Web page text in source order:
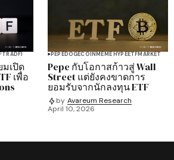
TRADFI
มเปิด
เพื่อ
PEPEDOGECOINMEME HYPEETFMARKET
Pepe กับโอกาสก้าวสู่ Wall
Street แต่ยังคงขาดการ
ยอมรับจากนักลงทุน ETF
by Avareum Research
April 10, 2026